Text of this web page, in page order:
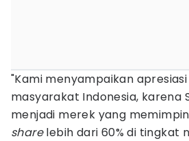
"Kami menyampaikan
masyarakat Indonesia, karena
menjadi merek yang
sharelebih dari 60% di tingkat